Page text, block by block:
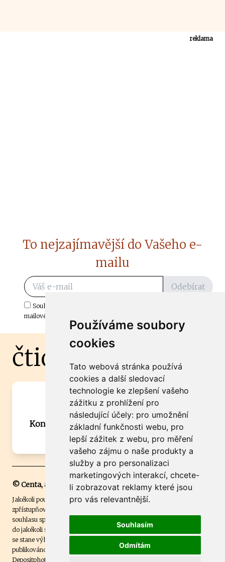
Používáme soubory
cookies
Tato webová stránka používá
cookies a další sledovací
technologie ke zlepšení vašeho
zážitku z prohlížení pro
následující účely: pro umožnění
základní funkčnosti webu, pro
lepší zážitek z webu, pro měření
vašeho zájmu o naše produkty a
služby a pro personalizaci
marketingových interakcí, chcete-
li zobrazovat reklamy které jsou
pro vás relevantnější.
Souhlasím
Odmítám
reklama
To nejzajímavější do Vašeho e-
mailu
Odebírat
Souhlasím s odběrem důležitých zpráv ze ČtiDoma.cz do mé e-
mailové schránky.
čtidoma.cz
Máte zajímavou informaci? Chcete
spolupracovat?
Kontaktujte šéfredaktora Martina Chalupu:
chalupa@ctidoma.cz
© Centa, a.s.
Jakékoli použití obsahu včetně převzetí, šíření či dalšího užití a
zpřístupňování textových či obrazových materiálů bez písemného
souhlasu společnosti Centa,a.s. je zakázáno. Čtenář svým přihlášením
do jakékoli soutěže na našem webu dává souhlas s tím, že v případě, že
se stane výhercem této soutěže, může být jeho jméno na webu
publikováno. Centa, a.s. využívala licenci ČTK a využívá fotografie z
Depositphotos